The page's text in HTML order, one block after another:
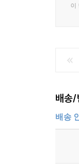
이
배송/
배송